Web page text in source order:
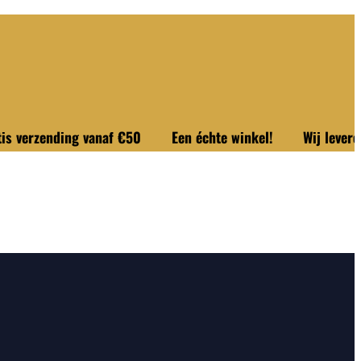
vanaf €50 Een échte winkel! Wij leveren uit